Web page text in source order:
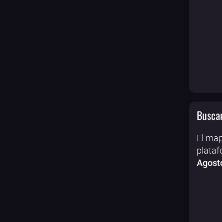
El